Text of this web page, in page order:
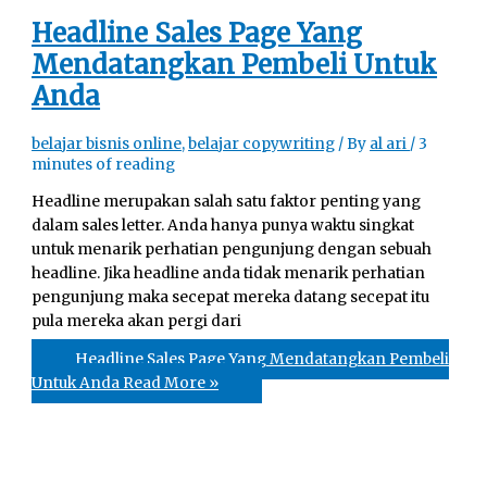
Headline Sales Page Yang
Mendatangkan Pembeli Untuk
Anda
belajar bisnis online,belajar copywriting / By al ari /3
minutes of reading
Headline merupakan salah satu faktor penting yang
dalam sales letter. Anda hanya punya waktu singkat
untuk menarik perhatian pengunjung dengan sebuah
headline. Jika headline anda tidak menarik perhatian
pengunjung maka secepat mereka datang secepat itu
pula mereka akan pergi dari
Headline Sales Page Yang Mendatangkan Pembeli
Untuk Anda Read More »